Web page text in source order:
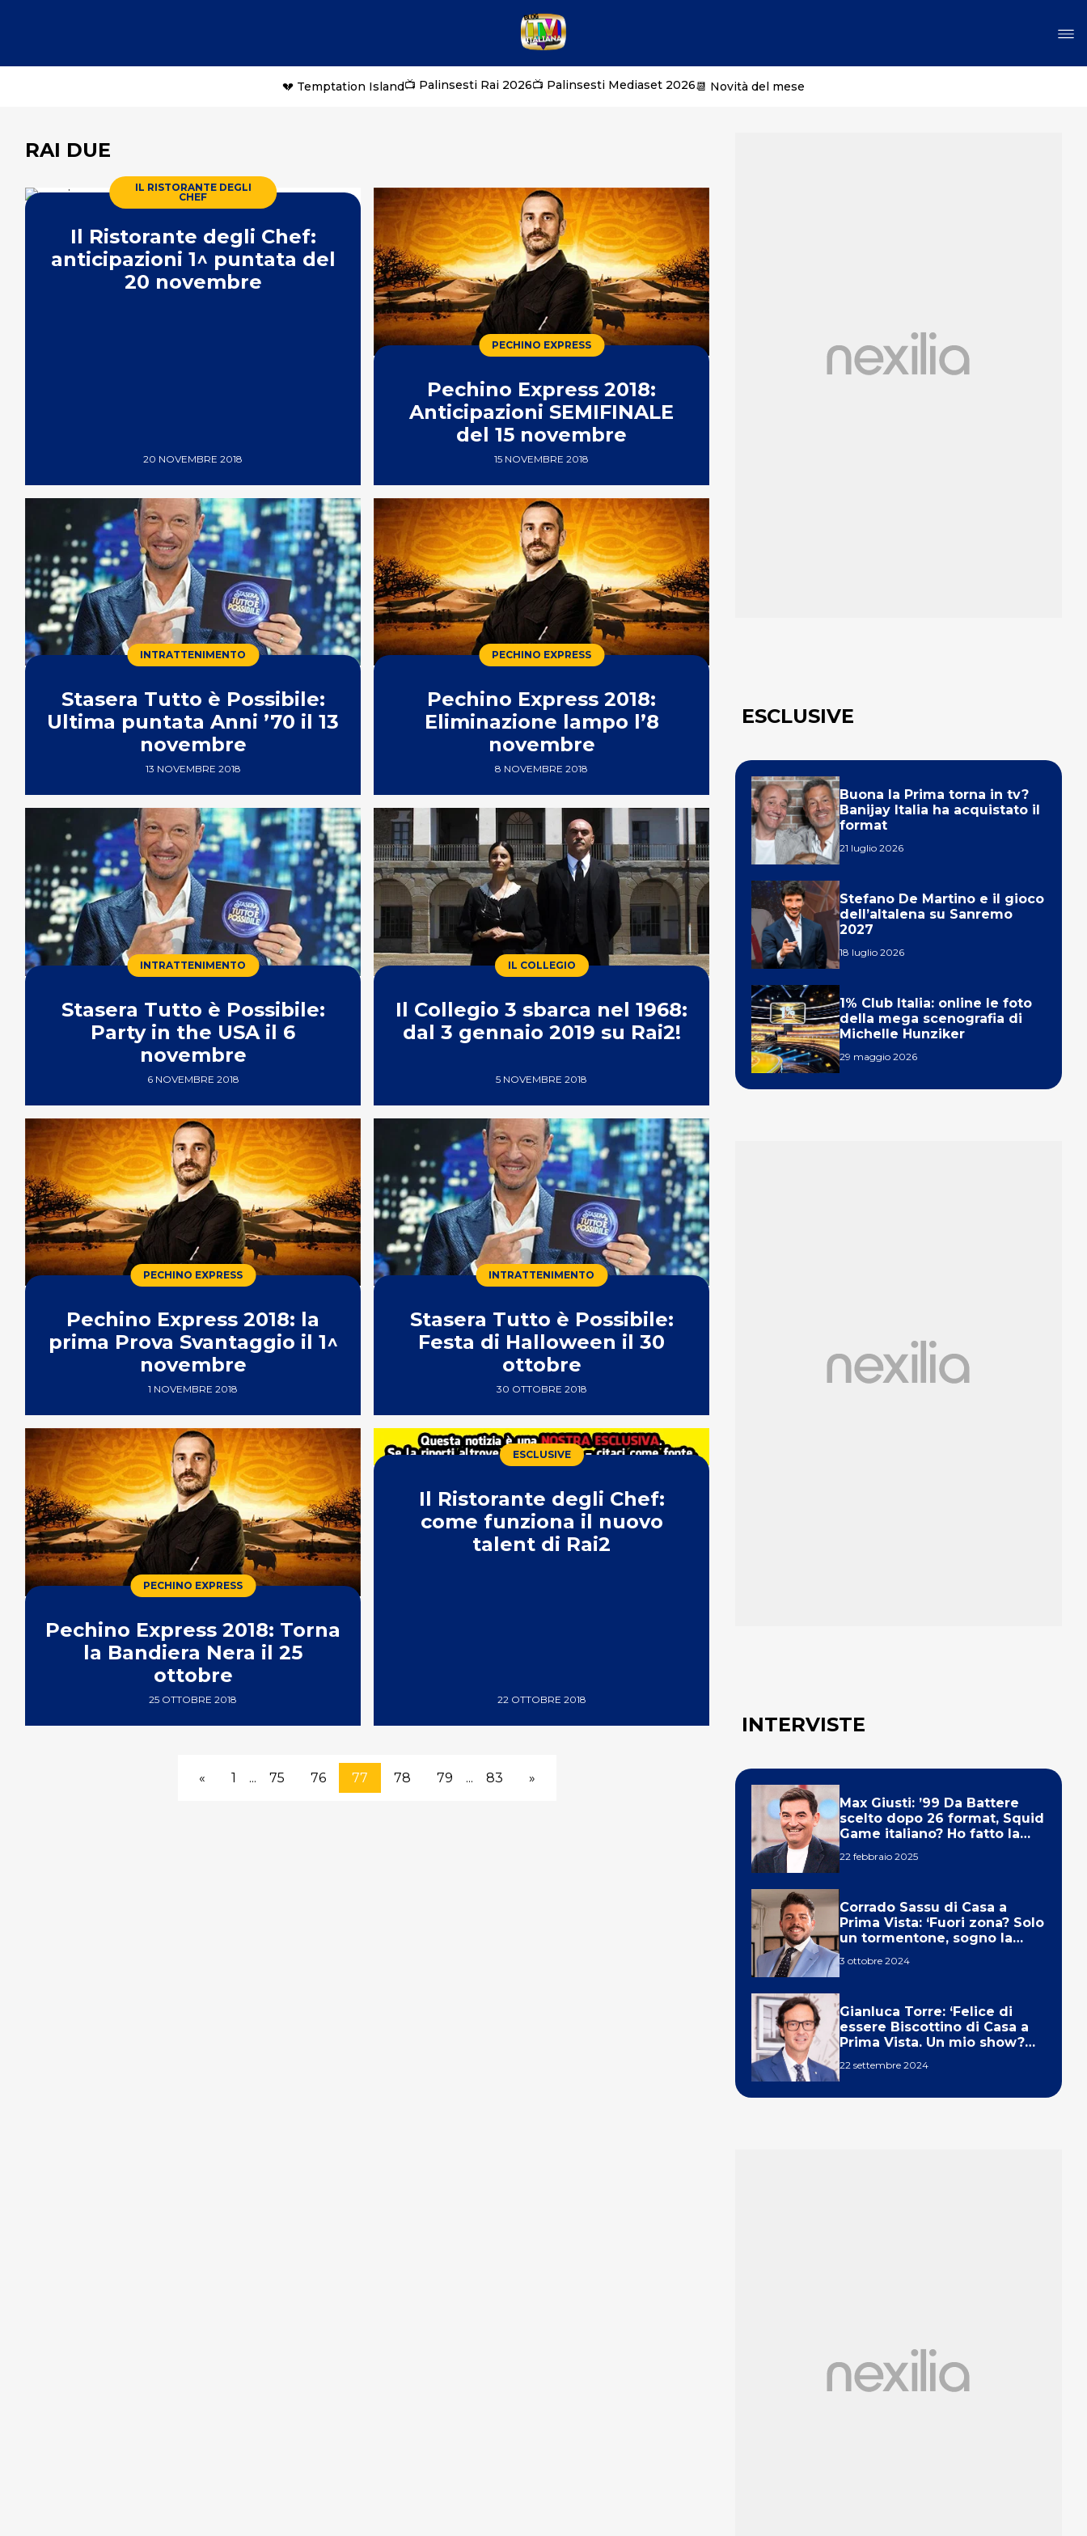
💔 Temptation Island📺 Palinsesti Rai 2026📺 Palinsesti Mediaset 2026📆 Novità del mese
RAI DUE
IL RISTORANTE DEGLI
CHEF
Il Ristorante degli Chef:
anticipazioni 1^ puntata del
20 novembre
20 NOVEMBRE 2018
PECHINO EXPRESS
Pechino Express 2018:
Anticipazioni SEMIFINALE
del 15 novembre
15 NOVEMBRE 2018
INTRATTENIMENTO
Stasera Tutto è Possibile:
Ultima puntata Anni ’70 il 13
novembre
13 NOVEMBRE 2018
PECHINO EXPRESS
Pechino Express 2018:
Eliminazione lampo l’8
novembre
8 NOVEMBRE 2018
INTRATTENIMENTO
Stasera Tutto è Possibile:
Party in the USA il 6
novembre
6 NOVEMBRE 2018
IL COLLEGIO
Il Collegio 3 sbarca nel 1968:
dal 3 gennaio 2019 su Rai2!
5 NOVEMBRE 2018
PECHINO EXPRESS
Pechino Express 2018: la
prima Prova Svantaggio il 1^
novembre
1 NOVEMBRE 2018
INTRATTENIMENTO
Stasera Tutto è Possibile:
Festa di Halloween il 30
ottobre
30 OTTOBRE 2018
PECHINO EXPRESS
Pechino Express 2018: Torna
la Bandiera Nera il 25
ottobre
25 OTTOBRE 2018
ESCLUSIVE
Il Ristorante degli Chef:
come funziona il nuovo
talent di Rai2
22 OTTOBRE 2018
« 1 ... 75 76 77 78 79 ... 83 »
ESCLUSIVE
Buona la Prima torna in tv?
Banijay Italia ha acquistato il
format
21 luglio 2026
Stefano De Martino e il gioco
dell’altalena su Sanremo
2027
18 luglio 2026
1% Club Italia: online le foto
della mega scenografia di
Michelle Hunziker
29 maggio 2026
INTERVISTE
Max Giusti: ’99 Da Battere
scelto dopo 26 format, Squid
Game italiano? Ho fatto la
22 febbraio 2025
Corrado Sassu di Casa a
Prima Vista: ‘Fuori zona? Solo
un tormentone, sogno la
3 ottobre 2024
Gianluca Torre: ‘Felice di
essere Biscottino di Casa a
Prima Vista. Un mio show?
22 settembre 2024